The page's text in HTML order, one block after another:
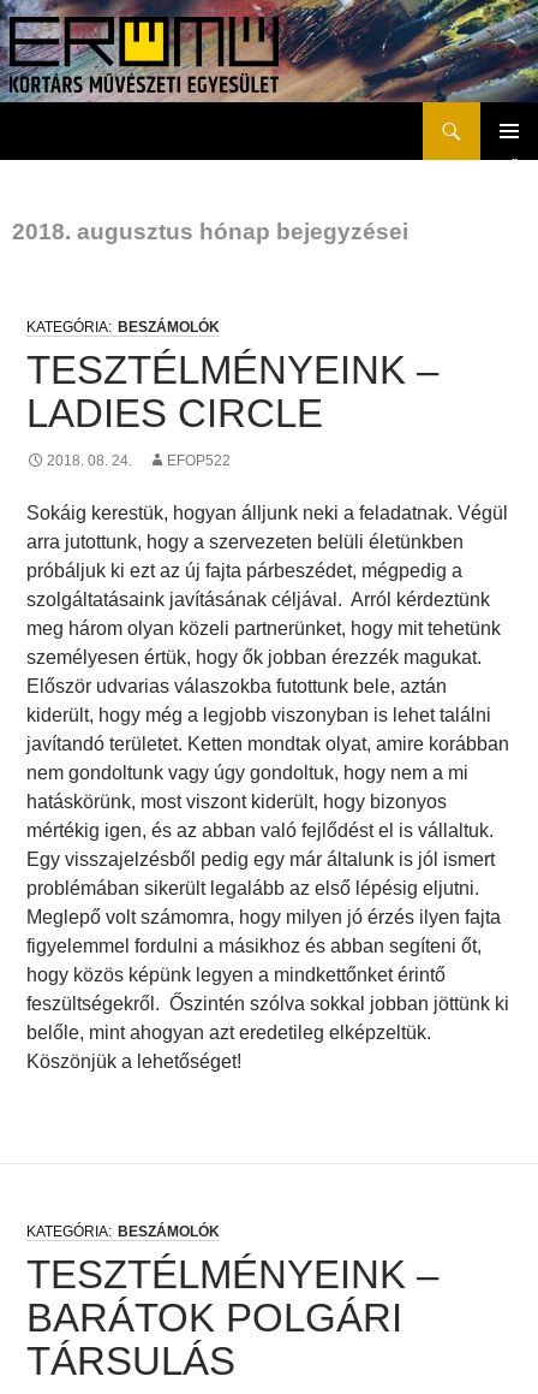
2018. augusztus hónap bejegyzései
BESZÁMOLÓK
TESZTÉLMÉNYEINK –
LADIES CIRCLE
2018. 08. 24. EFOP522
Sokáig kerestük, hogyan álljunk neki a feladatnak. Végül
arra jutottunk, hogy a szervezeten belüli életünkben
próbáljuk ki ezt az új fajta párbeszédet, mégpedig a
szolgáltatásaink javításának céljával. Arról kérdeztünk
meg három olyan közeli partnerünket, hogy mit tehetünk
személyesen értük, hogy ők jobban érezzék magukat.
Először udvarias válaszokba futottunk bele, aztán
kiderült, hogy még a legjobb viszonyban is lehet találni
javítandó területet. Ketten mondtak olyat, amire korábban
nem gondoltunk vagy úgy gondoltuk, hogy nem a mi
hatáskörünk, most viszont kiderült, hogy bizonyos
mértékig igen, és az abban való fejlődést el is vállaltuk.
Egy visszajelzésből pedig egy már általunk is jól ismert
problémában sikerült legalább az első lépésig eljutni.
Meglepő volt számomra, hogy milyen jó érzés ilyen fajta
figyelemmel fordulni a másikhoz és abban segíteni őt,
hogy közös képünk legyen a mindkettőnket érintő
feszültségekről. Őszintén szólva sokkal jobban jöttünk ki
belőle, mint ahogyan azt eredetileg elképzeltük.
Köszönjük a lehetőséget!
BESZÁMOLÓK
TESZTÉLMÉNYEINK –
BARÁTOK POLGÁRI
TÁRSULÁS